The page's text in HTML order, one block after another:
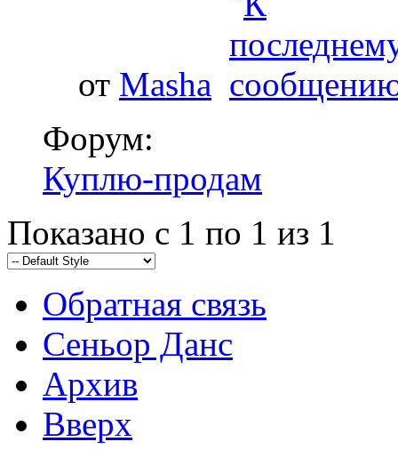
от Masha
Форум:
Куплю-продам
Показано с 1 по 1 из 1
Обратная связь
Сеньор Данс
Архив
Вверх